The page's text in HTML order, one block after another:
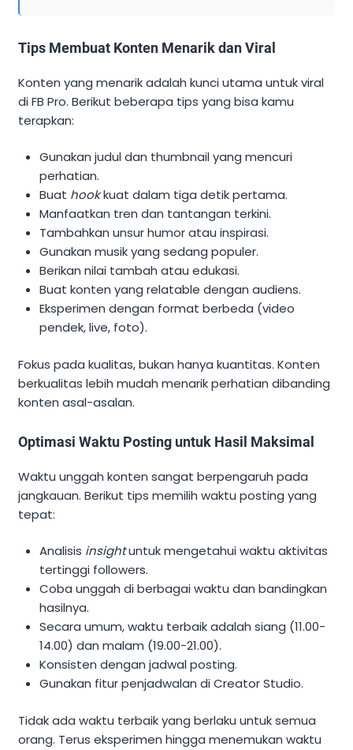
Tips Membuat Konten Menarik dan Viral
Konten yang menarik adalah kunci utama untuk viral
di FB Pro. Berikut beberapa tips yang bisa kamu
terapkan:
Gunakan judul dan thumbnail yang mencuri
perhatian.
Buat hookkuat dalam tiga detik pertama.
Manfaatkan tren dan tantangan terkini.
Tambahkan unsur humor atau inspirasi.
Gunakan musik yang sedang populer.
Berikan nilai tambah atau edukasi.
Buat konten yang relatable dengan audiens.
Eksperimen dengan format berbeda (video
pendek, live, foto).
Fokus pada kualitas, bukan hanya kuantitas. Konten
berkualitas lebih mudah menarik perhatian dibanding
konten asal-asalan.
Optimasi Waktu Posting untuk Hasil Maksimal
Waktu unggah konten sangat berpengaruh pada
jangkauan. Berikut tips memilih waktu posting yang
tepat:
Analisis insightuntuk mengetahui waktu aktivitas
tertinggi followers.
Coba unggah di berbagai waktu dan bandingkan
hasilnya.
Secara umum, waktu terbaik adalah siang (11.00-
14.00) dan malam (19.00-21.00).
Konsisten dengan jadwal posting.
Gunakan fitur penjadwalan di Creator Studio.
Tidak ada waktu terbaik yang berlaku untuk semua
orang. Terus eksperimen hingga menemukan waktu